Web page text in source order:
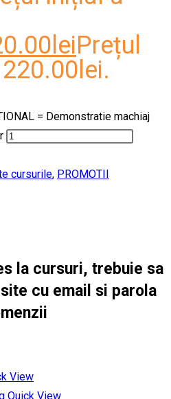
leiPrețul
= Demonstratie machiaj
cursurile, PROMOTII
la cursuri, trebuie sa
cu email si parola
View
Quick View